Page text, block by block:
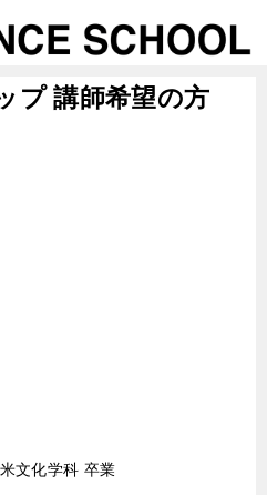
プ 講師希望の方
文化学科 卒業